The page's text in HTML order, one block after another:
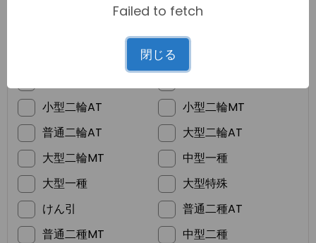
小型二輪AT
小型二輪MT
普通二輪AT
大型二輪AT
大型二輪MT
中型一種
大型一種
大型特殊
けん引
普通二種AT
普通二種MT
中型二種
Failed to fetch
閉じる